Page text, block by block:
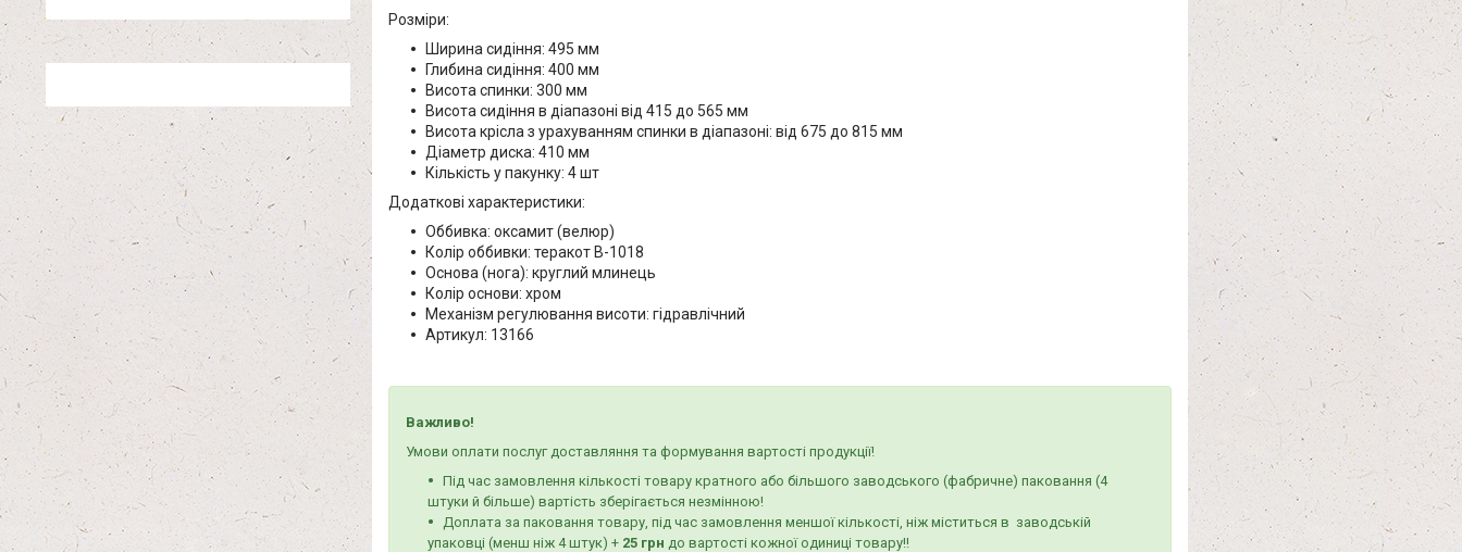
Розміри:
Ширина сидіння: 495 мм
Глибина сидіння: 400 мм
Висота спинки: 300 мм
Висота сидіння в діапазоні від 415 до 565 мм
Висота крісла з урахуванням спинки в діапазоні: від 675 до 815 мм
Діаметр диска: 410 мм
Кількість у пакунку: 4 шт
Додаткові характеристики:
Оббивка: оксамит (велюр)
Колір оббивки: теракот В-1018
Основа (нога): круглий млинець
Колір основи: хром
Механізм регулювання висоти: гідравлічний
Артикул: 13166
Важливо!
Умови оплати послуг доставляння та формування вартості продукції!
Під час замовлення кількості товару кратного або більшого заводського (фабричне) паковання (4
штуки й більше) вартість зберігається незмінною!
Доплата за паковання товару, під час замовлення меншої кількості, ніж міститься в заводській
упаковці (менш ніж 4 штук) + 25 грн до вартості кожної одиниці товару!!